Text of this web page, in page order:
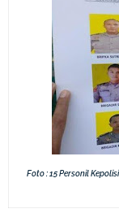
Foto : 15 Personil